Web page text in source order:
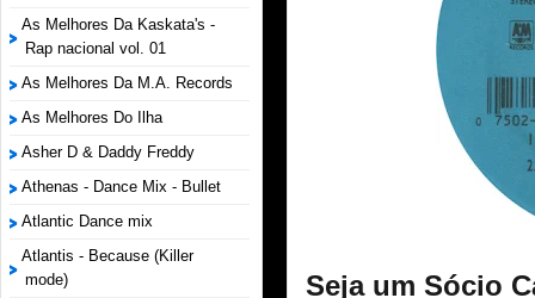
As Melhores Da Kaskata's -
Rap nacional vol. 01
As Melhores Da M.A. Records
As Melhores Do Ilha
Asher D & Daddy Freddy
Athenas - Dance Mix - Bullet
Atlantic Dance mix
Atlantis - Because (Killer
mode)
Seja um Sócio